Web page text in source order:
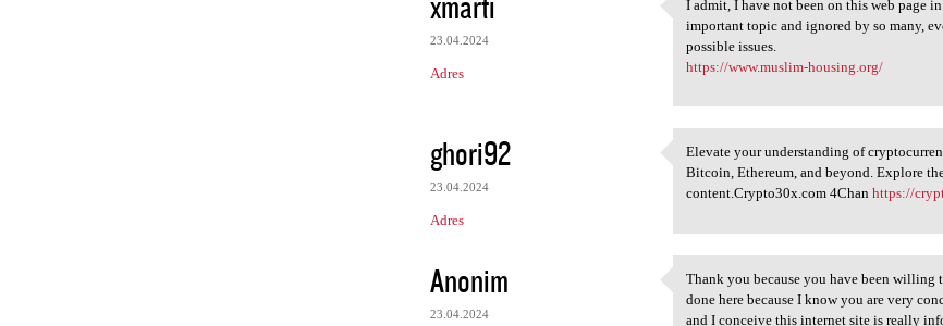
23.04.2024
Adres
I admit, I have not been on
I admit, I have not been on this web page
important topic and ignored by so many,
possible issues.
https://www.muslim-housing.org/
ghori92
23.04.2024
Adres
Elevate your understanding of
Elevate your understanding of
Bitcoin, Ethereum, and beyond. Explore
content.Crypto30x.com 4Chanhttps://
Anonim
23.04.2024
Thank you because you have
Thank you because you have been
done here because I know you are very
and I conceive this internet site is really